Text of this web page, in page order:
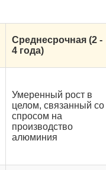
Среднесрочная (2 -
4 года)
Умеренный рост в
целом, связанный со
спросом на
производство
алюминия